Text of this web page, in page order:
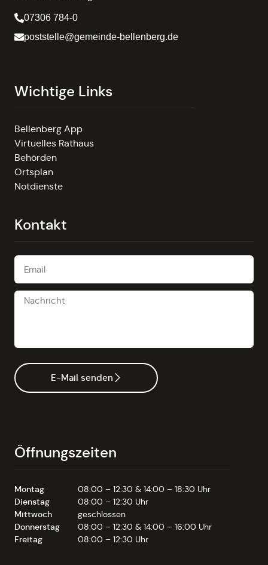
07306 784-0
poststelle@gemeinde-bellenberg.de
Wichtige Links
Bellenberg App
Virtuelles Rathaus
Behörden
Ortsplan
Notdienste
Kontakt
E-Mail senden
Öffnungszeiten
Montag
08:00 – 12:30 & 14:00 – 18:30 Uhr
Dienstag
08:00 – 12:30 Uhr
Mittwoch
geschlossen
Donnerstag
08:00 – 12:30 & 14:00 – 16:00 Uhr
Freitag
08:00 – 12:30 Uhr